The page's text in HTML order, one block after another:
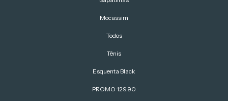
Mocassim
Todos
Tênis
Esquenta Black
PROMO 129,90